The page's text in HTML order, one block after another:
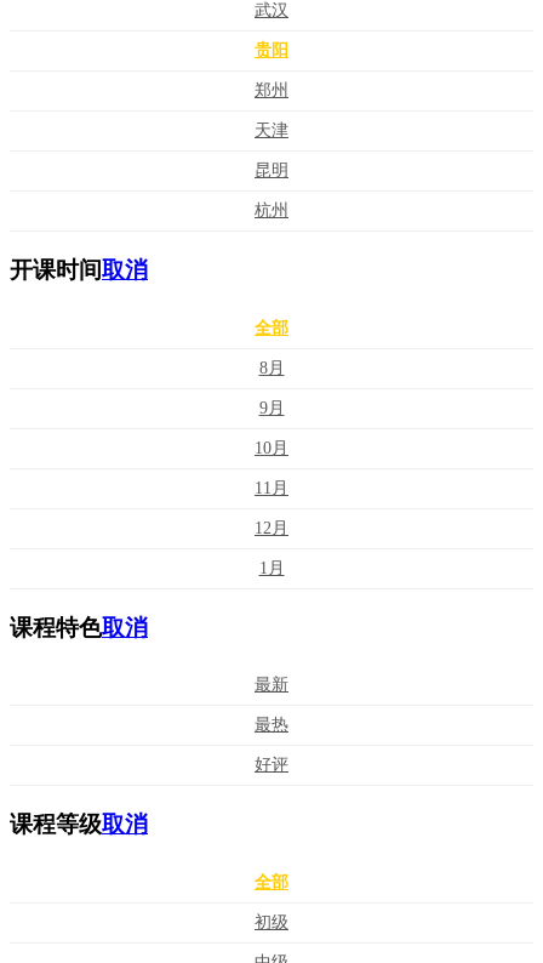
武汉
贵阳
郑州
天津
昆明
杭州
开课时间取消
全部
8月
9月
10月
11月
12月
1月
课程特色取消
最新
最热
好评
课程等级取消
全部
初级